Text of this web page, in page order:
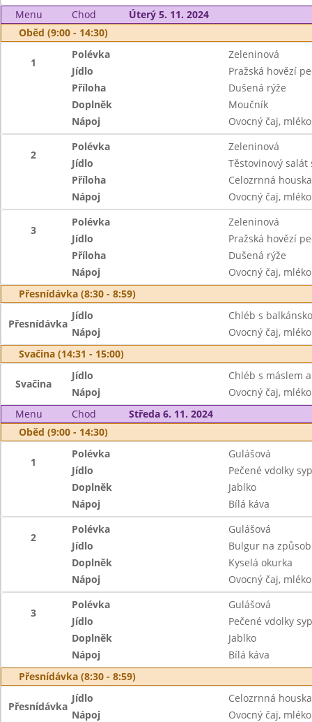
Menu
Chod
Úterý 5. 11. 2024
Oběd (9:00 - 14:30)
1
Polévka
Zeleninová
Jídlo
Pražská hovězí
Příloha
Dušená rýže
Doplněk
Moučník
Nápoj
Ovocný čaj, mléko
2
Polévka
Zeleninová
Jídlo
Těstovinový
Příloha
Celozrnná houska
Nápoj
Ovocný čaj, mléko
3
Polévka
Zeleninová
Jídlo
Pražská hovězí
Příloha
Dušená rýže
Nápoj
Ovocný čaj, mléko
Přesnídávka (8:30 - 8:59)
Přesnídávka
Jídlo
Chléb s
Nápoj
Ovocný čaj, mléko
Svačina (14:31 - 15:00)
Svačina
Jídlo
Chléb s máslem
Nápoj
Ovocný čaj, mléko
Menu
Chod
Středa 6. 11. 2024
Oběd (9:00 - 14:30)
1
Polévka
Gulášová
Jídlo
Pečené vdolky
Doplněk
Jablko
Nápoj
Bílá káva
2
Polévka
Gulášová
Jídlo
Bulgur na
Doplněk
Kyselá okurka
Nápoj
Ovocný čaj, mléko
3
Polévka
Gulášová
Jídlo
Pečené vdolky
Doplněk
Jablko
Nápoj
Bílá káva
Přesnídávka (8:30 - 8:59)
Přesnídávka
Jídlo
Celozrnná
Nápoj
Ovocný čaj, mléko